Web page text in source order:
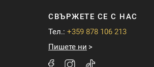
СВЪРЖЕТЕ СЕ С НАС
Тел.: +359 878 106 213
Пишете ни